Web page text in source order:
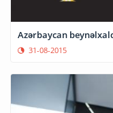
Azərbaycan
31-08-2015